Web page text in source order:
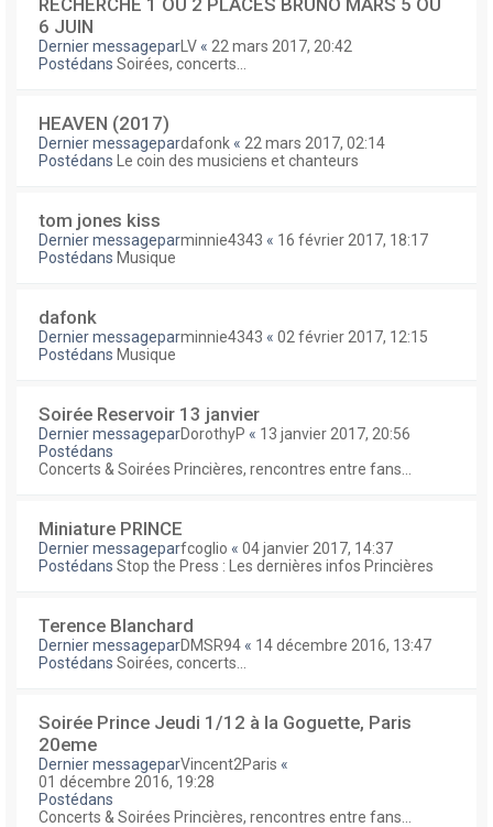
RECHERCHE 1 OU 2 PLACES BRUNO MARS 5 OU
6 JUIN
Dernier messagepar LV « 22 mars 2017, 20:42
Postédans Soirées, concerts...
HEAVEN (2017)
Dernier messagepardafonk « 22 mars 2017, 02:14
Postédans
Le coin des musiciens et chanteurs
tom jones kiss
Dernier messageparminnie4343 « 16 février 2017, 18:17
Postédans Musique
dafonk
Dernier messageparminnie4343 « 02 février 2017, 12:15
Postédans Musique
Soirée Reservoir 13 janvier
Dernier messageparDorothyP « 13 janvier 2017, 20:56
Postédans
Concerts & Soirées Princières, rencontres entre fans...
Miniature PRINCE
Dernier messageparfcoglio « 04 janvier 2017, 14:37
Postédans Stop the Press : Les dernières infos Princières
Terence Blanchard
Dernier messageparDMSR94 « 14 décembre 2016, 13:47
Postédans Soirées, concerts...
Soirée Prince Jeudi 1/12 à la Goguette, Paris
20eme
Dernier messageparVincent2Paris «
01 décembre 2016, 19:28
Postédans
Concerts & Soirées Princières, rencontres entre fans...